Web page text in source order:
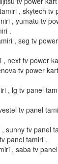
, skytech tv
, yumatu tv
.
, seg tv
, next tv power
tv power
, lg tv panel
tv panel
sunny tv panel
panel tamiri .
, saba tv